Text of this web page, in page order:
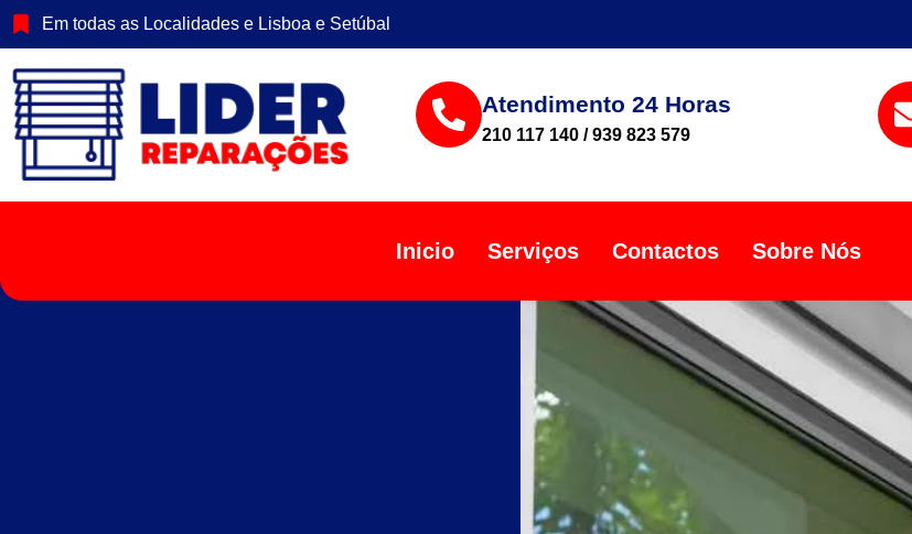
Em todas as Localidades e Lisboa e Setúbal
Atendimento 24 Horas
210 117 140 / 939 823 579
Inicio Serviços Contactos Sobre Nós